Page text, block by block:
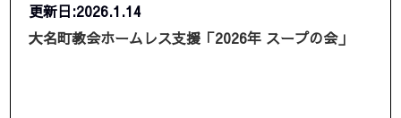
更新日:2026.1.14
大名町教会ホームレス支援「2026年 スープの会」